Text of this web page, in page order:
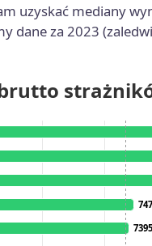
uzyskać mediany
dane za 2023